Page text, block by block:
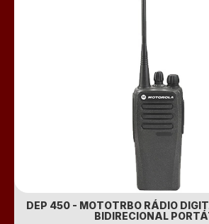
DEP 450 - MOTOTRBO RÁDIO
BIDIRECIONAL